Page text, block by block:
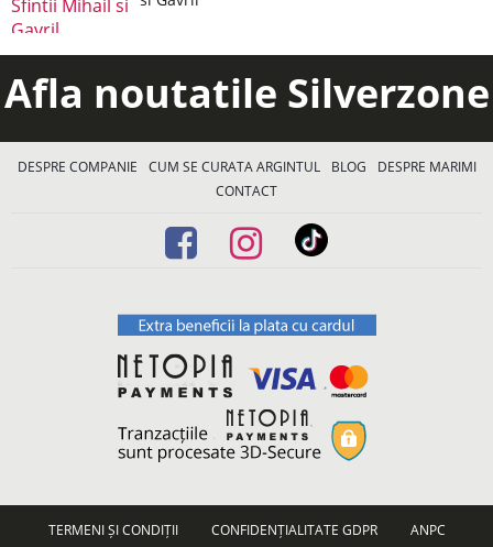
Afla noutatile Silverzone
DESPRE COMPANIE CUM SE CURATA ARGINTUL BLOG
DESPRE MARIMI
CONTACT
TERMENI ȘI CONDIȚII CONFIDENȚIALITATE GDPR
ANPC